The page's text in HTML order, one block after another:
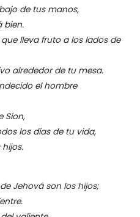
de tus manos,
bien.
lleva fruto a los lados de
alrededor de tu mesa.
el hombre
Sion,
los días de tu vida,
hijos.
Jehová son los hijos;